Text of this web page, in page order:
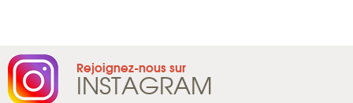
Rejoignez-nous sur
INSTAGRAM